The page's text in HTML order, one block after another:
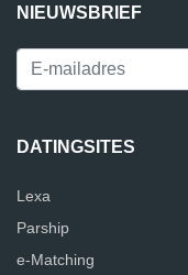
NIEUWSBRIEF
DATINGSITES
Lexa
Parship
e-Matching